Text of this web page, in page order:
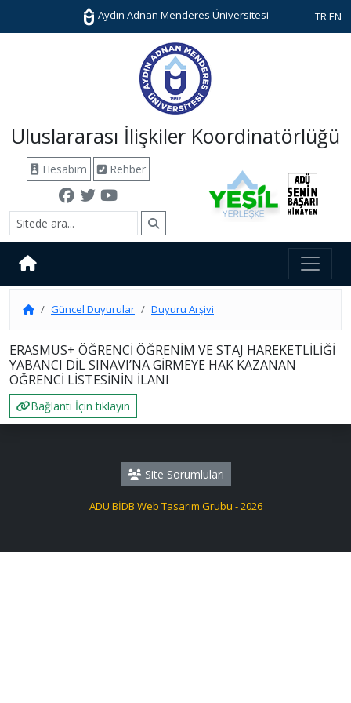
Aydın Adnan Menderes Üniversitesi TR EN
Uluslararası İlişkiler Koordinatörlüğü
Hesabım Rehber
Güncel Duyurular Duyuru Arşivi
ERASMUS+ ÖĞRENCİ ÖĞRENİM VE STAJ HAREKETLİLİĞİ
YABANCI DİL SINAVI’NA GİRMEYE HAK KAZANAN
ÖĞRENCİ LİSTESİNİN İLANI
Bağlantı İçin tıklayın
Site Sorumluları
ADÜ BİDB Web Tasarım Grubu - 2026